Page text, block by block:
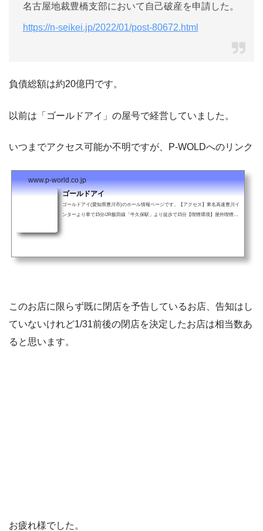
名古屋地裁豊橋支部において自己破産を申請した。
https://n-seikei.jp/2022/01/post-80672.html
負債総額は約20億円です。
以前は「ゴールドアイ」の屋号で経営していました。
いつまでアクセス可能か不明ですが、P-WOLDへのリンク
www.p-world.co.jp
ゴールドアイ
ゴールドアイ(愛知県豊川市)のホール情報ページです。【アクセス】東名高速豊川イ
ンターより車で15分/JR飯田線「牛久保駅」より徒歩で15分【喫煙環境】屋外喫煙ス
このお店に限らず既に閉店を予告しているお店、告知はし
ていないけれど1/31前後の閉店を決定したお店は相当数あ
ると思います。
お疲れ様でした。